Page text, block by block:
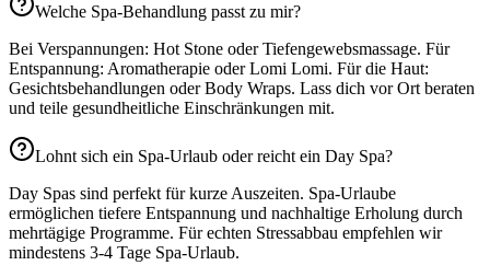
Welche Spa-Behandlung passt zu mir?
Bei Verspannungen: Hot Stone oder Tiefengewebsmassage. Für
Entspannung: Aromatherapie oder Lomi Lomi. Für die Haut:
Gesichtsbehandlungen oder Body Wraps. Lass dich vor Ort beraten
und teile gesundheitliche Einschränkungen mit.
Lohnt sich ein Spa-Urlaub oder reicht ein Day Spa?
Day Spas sind perfekt für kurze Auszeiten. Spa-Urlaube
ermöglichen tiefere Entspannung und nachhaltige Erholung durch
mehrtägige Programme. Für echten Stressabbau empfehlen wir
mindestens 3-4 Tage Spa-Urlaub.